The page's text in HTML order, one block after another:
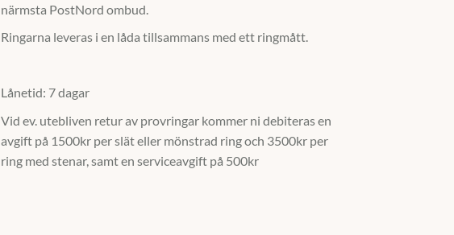
närmsta PostNord ombud.
Ringarna leveras i en låda tillsammans med ett ringmått.
Lånetid: 7 dagar
Vid ev. utebliven retur av provringar kommer ni debiteras en
avgift på 1500kr per slät eller mönstrad ring och 3500kr per
ring med stenar, samt en serviceavgift på 500kr